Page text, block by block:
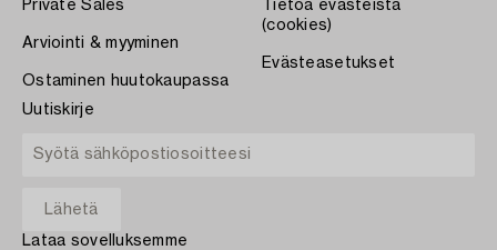
Private Sales
Arviointi & myyminen
Ostaminen huutokaupassa
Tietoa evästeistä
(cookies)
Evästeasetukset
Uutiskirje
Lataa sovelluksemme